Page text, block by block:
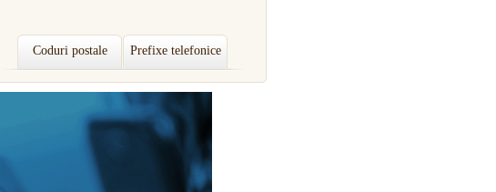
Coduri postale Prefixe telefonice